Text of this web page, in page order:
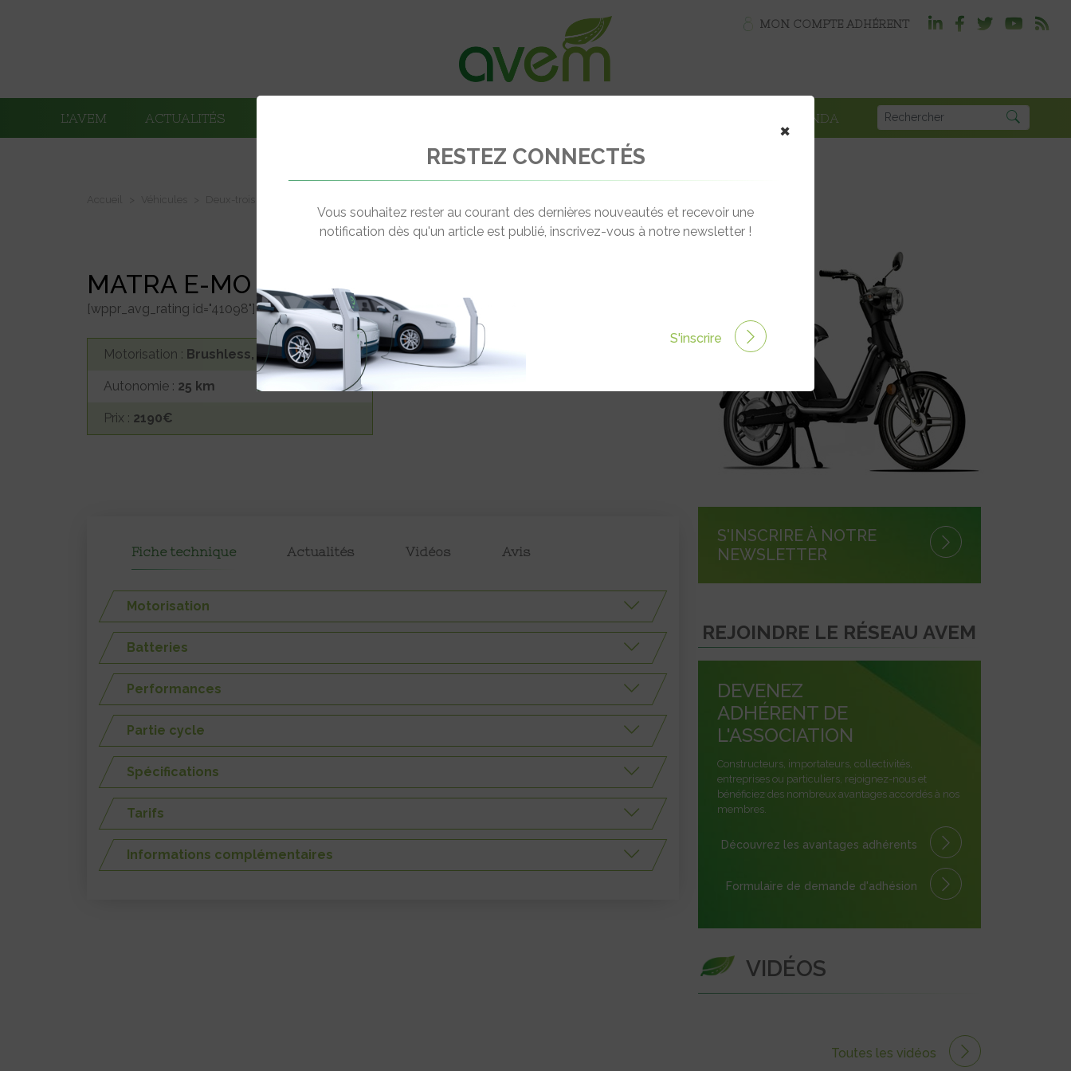
MON COMPTE ADHÉRENT
L’AVEM ACTUALITÉS AGENDA
MATRA E-MO
[wppr_avg_rating id="41098"]
Motorisation : Brushless, roue arrière
Autonomie : 25 km
Prix : 2190€
Fiche technique Actualités Vidéos Avis
Motorisation
Batteries
Performances
Partie cycle
Spécifications
Tarifs
Informations complémentaires
S'INSCRIRE À NOTRE
NEWSLETTER
REJOINDRE LE RÉSEAU AVEM
DEVENEZ
ADHÉRENT DE
L'ASSOCIATION
Constructeurs, importateurs, collectivités,
entreprises ou particuliers, rejoignez-nous et
bénéficiez des nombreux avantages accordés à nos
membres.
Découvrez les avantages adhérents
Formulaire de demande d'adhésion
VIDÉOS
Toutes les vidéos
×
RESTEZ CONNECTÉS
Vous souhaitez rester au courant des dernières nouveautés et recevoir une
notification dès qu'un article est publié, inscrivez-vous à notre newsletter !
S'inscrire